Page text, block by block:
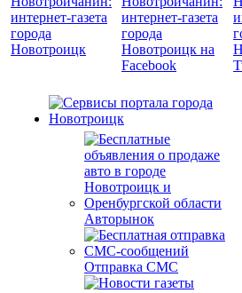
Авторынок
Отправка СМС